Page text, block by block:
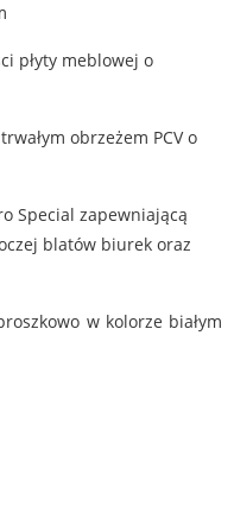
płyty meblowej o
obrzeżem PCV o
Special zapewniającą
blatów biurek oraz
w kolorze białym